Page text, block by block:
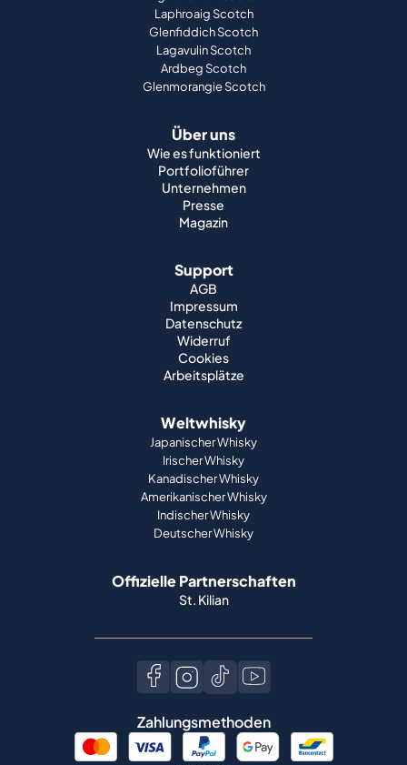
Laphroaig Scotch
Glenfiddich Scotch
Lagavulin Scotch
Ardbeg Scotch
Glenmorangie Scotch
Über uns
Wie es funktioniert
Portfolioführer
Unternehmen
Presse
Magazin
Support
AGB
Impressum
Datenschutz
Widerruf
Cookies
Arbeitsplätze
Weltwhisky
Japanischer Whisky
Irischer Whisky
Kanadischer Whisky
Amerikanischer Whisky
Indischer Whisky
Deutscher Whisky
Offizielle Partnerschaften
St. Kilian
Zahlungsmethoden